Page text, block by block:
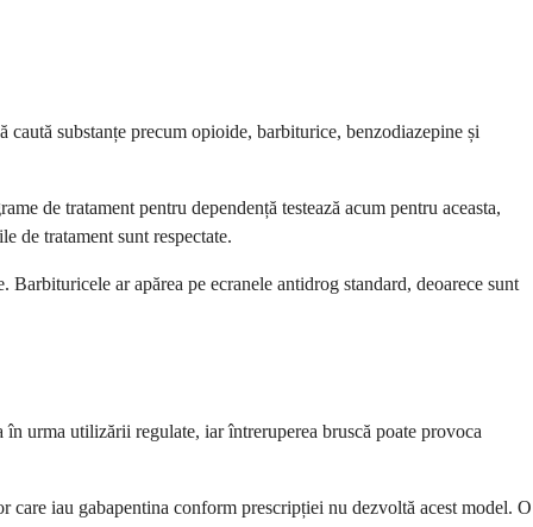
substanțe precum opioide, barbiturice, benzodiazepine și
de tratament pentru dependență testează acum pentru aceasta,
de tratament sunt respectate.
ar apărea pe ecranele antidrog standard, deoarece sunt
urma utilizării regulate, iar întreruperea bruscă poate provoca
iau gabapentina conform prescripției nu dezvoltă acest model. O